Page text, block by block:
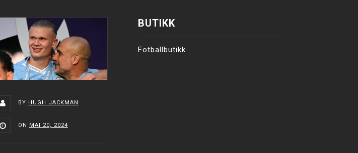
BY HUGH JACKMAN
ON MAI 20, 2024
BUTIKK
Fotballbutikk